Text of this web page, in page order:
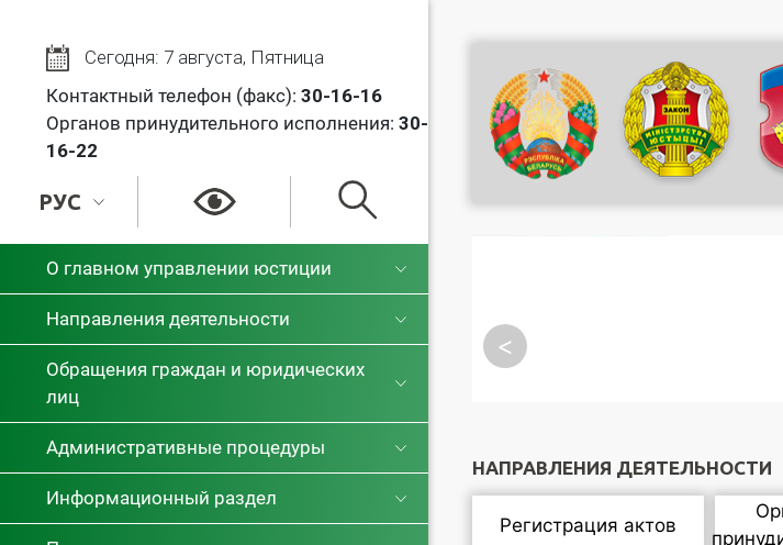
Сегодня: 7 августа, Пятница
Контактный телефон (факс): 30-16-16
Органов принудительного исполнения: 30-
16-22
РУС
О главном управлении юстиции
Направления деятельности
Обращения граждан и юридических
лиц
Административные процедуры
Информационный раздел
<
НАПРАВЛЕНИЯ ДЕЯТЕЛЬНОСТИ
Регистрация актов